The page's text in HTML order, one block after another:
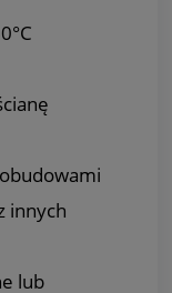
innych
lub